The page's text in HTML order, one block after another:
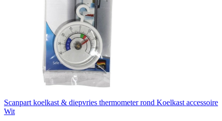
Scanpart koelkast & diepvries thermometer rond Koelkast accessoire
Wit